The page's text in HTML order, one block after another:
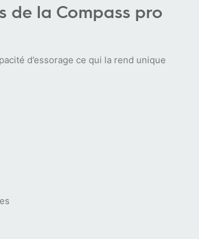
de la Compass pro
d’essorage ce qui la rend unique